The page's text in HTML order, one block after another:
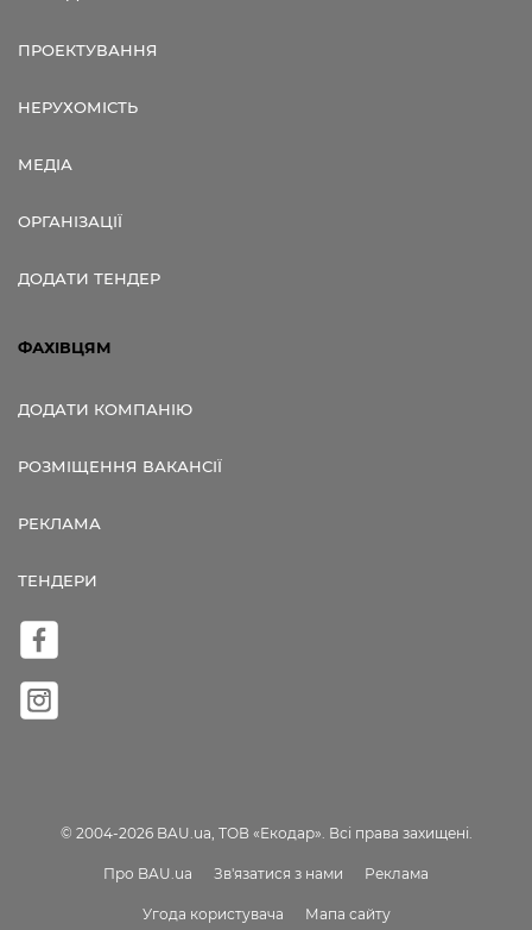
ПРОЕКТУВАННЯ
НЕРУХОМІСТЬ
МЕДІА
ОРГАНІЗАЦІЇ
ДОДАТИ ТЕНДЕР
ФАХІВЦЯМ
ДОДАТИ КОМПАНІЮ
РОЗМІЩЕННЯ ВАКАНСІЇ
РЕКЛАМА
ТЕНДЕРИ
© 2004-2026 BAU.ua, ТОВ «Екодар». Всі права захищені.
Про BAU.ua Зв'язатися з нами Реклама
Угода користувача Мапа сайту